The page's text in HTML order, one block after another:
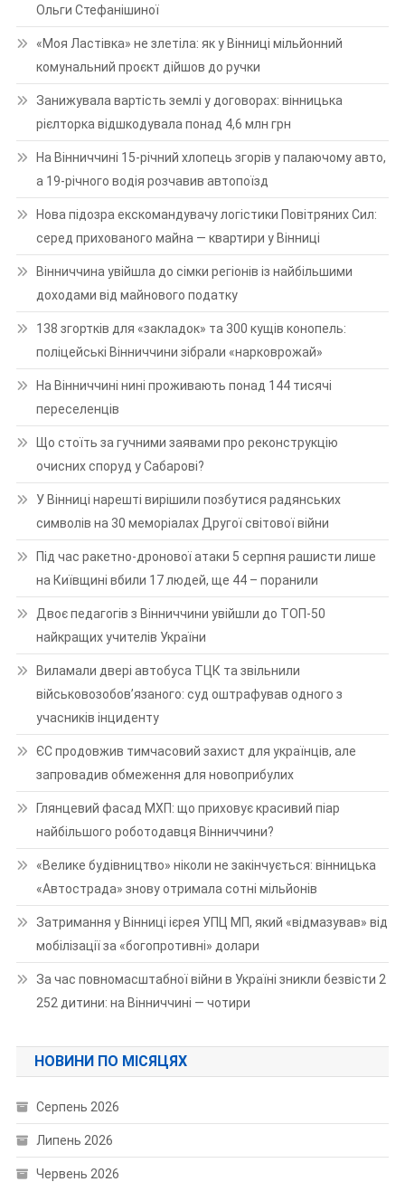
Ольги Стефанішиної
«Моя Ластівка» не злетіла: як у Вінниці мільйонний
комунальний проєкт дійшов до ручки
Занижувала вартість землі у договорах: вінницька
рієлторка відшкодувала понад 4,6 млн грн
На Вінниччині 15-річний хлопець згорів у палаючому авто,
а 19-річного водія розчавив автопоїзд
Нова підозра екскомандувачу логістики Повітряних Сил:
серед прихованого майна — квартири у Вінниці
Вінниччина увійшла до сімки регіонів із найбільшими
доходами від майнового податку
138 згортків для «закладок» та 300 кущів конопель:
поліцейські Вінниччини зібрали «нарковрожай»
На Вінниччині нині проживають понад 144 тисячі
переселенців
Що стоїть за гучними заявами про реконструкцію
очисних споруд у Сабарові?
У Вінниці нарешті вирішили позбутися радянських
символів на 30 меморіалах Другої світової війни
Під час ракетно-дронової атаки 5 серпня рашисти лише
на Київщині вбили 17 людей, ще 44 – поранили
Двоє педагогів з Вінниччини увійшли до ТОП-50
найкращих учителів України
Виламали двері автобуса ТЦК та звільнили
військовозобов’язаного: суд оштрафував одного з
учасників інциденту
ЄС продовжив тимчасовий захист для українців, але
запровадив обмеження для новоприбулих
Глянцевий фасад МХП: що приховує красивий піар
найбільшого роботодавця Вінниччини?
«Велике будівництво» ніколи не закінчується: вінницька
«Автострада» знову отримала сотні мільйонів
Затримання у Вінниці ієрея УПЦ МП, який «відмазував» від
мобілізації за «богопротивні» долари
За час повномасштабної війни в Україні зникли безвісти 2
252 дитини: на Вінниччині — чотири
НОВИНИ ПО МІСЯЦЯХ
Серпень 2026
Липень 2026
Червень 2026